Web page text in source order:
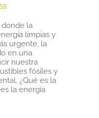
donde la
limpias y
urgente, la
en una
nuestra
fósiles y
¿Qué es la
la energía